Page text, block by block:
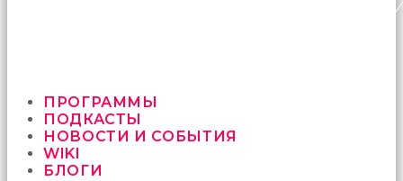
ПРОГРАММЫ
ПОДКАСТЫ
НОВОСТИ И СОБЫТИЯ
WIKI
БЛОГИ